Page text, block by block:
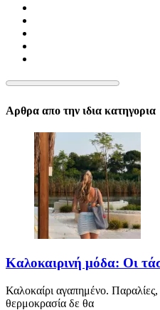
Αρθρα απο την ιδια κατηγορια
Καλοκαιρινή μόδα: Οι
Καλοκαίρι αγαπημένο.
θερμοκρασία δε θα